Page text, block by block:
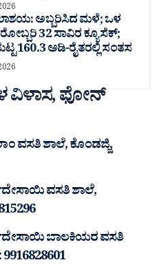
ಅಬ್ಬರಿಸಿದ ಮಳೆ; ಒಳ
32 ಸಾವಿರ‌ ಕ್ಯೂಸೆಕ್;
160.3 ಅಡಿ-ರೈತರಲ್ಲಿ ಸಂತಸ
ವಿಳಾಸ, ಫೋನ್
ವಸತಿ ಶಾಲೆ, ಕೊಂಡಜ್ಜಿ,
ವಸತಿ ಶಾಲೆ,
ಬಾಲಕಿಯರ ವಸತಿ